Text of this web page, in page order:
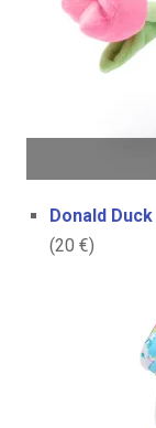
Donald Duck
(20 €)